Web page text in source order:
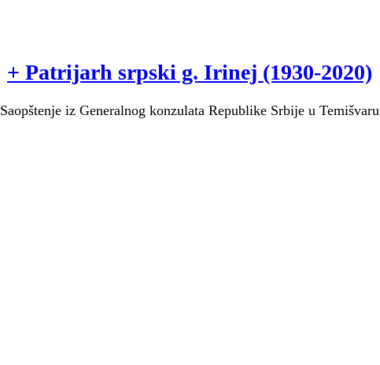
+ Patrijarh srpski g. Irinej (1930-2020)
Saopštenje iz Generalnog konzulata Republike Srbije u Temišvaru